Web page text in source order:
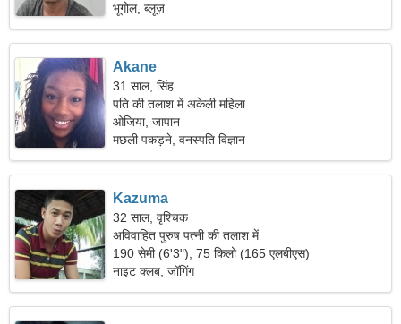
भूगोल, ब्लूज़
Akane
31 साल, सिंह
पति की तलाश में अकेली महिला
ओजिया, जापान
मछली पकड़ने, वनस्पति विज्ञान
Kazuma
32 साल, वृश्चिक
अविवाहित पुरुष पत्नी की तलाश में
190 सेमी (6'3"), 75 किलो (165 एलबीएस)
नाइट क्लब, जॉगिंग